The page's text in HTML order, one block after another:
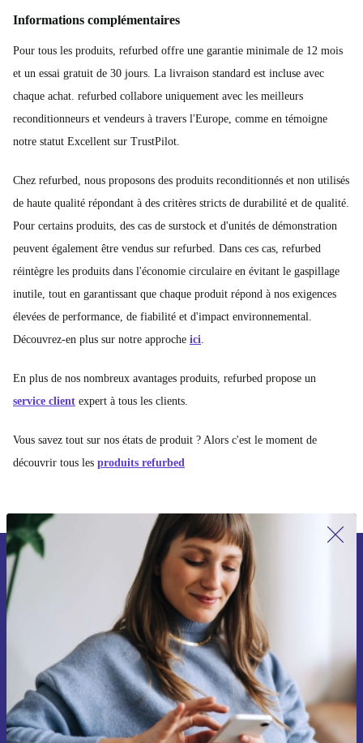
Informations complémentaires
Pour tous les produits, refurbed offre une garantie minimale de 12 mois
et un essai gratuit de 30 jours. La livraison standard est incluse avec
chaque achat. refurbed collabore uniquement avec les meilleurs
reconditionneurs et vendeurs à travers l'Europe, comme en témoigne
notre statut Excellent sur TrustPilot.
Chez refurbed, nous proposons des produits reconditionnés et non utilisés
de haute qualité répondant à des critères stricts de durabilité et de qualité.
Pour certains produits, des cas de surstock et d'unités de démonstration
peuvent également être vendus sur refurbed. Dans ces cas, refurbed
réintègre les produits dans l'économie circulaire en évitant le gaspillage
inutile, tout en garantissant que chaque produit répond à nos exigences
élevées de performance, de fiabilité et d'impact environnemental.
Découvrez-en plus sur notre approche ici.
En plus de nos nombreux avantages produits, refurbed propose un
service client expert à tous les clients.
Vous savez tout sur nos états de produit ? Alors c'est le moment de
découvrir tous les produits refurbed
Recevoir offres et infos de refurbed
par mail
Ne manquez plus aucune offre.
S'inscrire
Retrouvez les informations sur l'utilisation des données personnelles
dans notrepolitique de confidentialité.